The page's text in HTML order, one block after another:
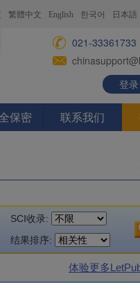
繁體中文 English 한국어 日本語
021-33361733
登录
保密 联系我们
SCI收录:
结果排序:
体验更多